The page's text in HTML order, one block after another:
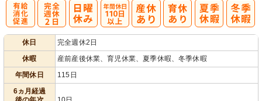
休日
完全週休2日
休暇
産前産後休業、育児休業、夏季休暇、冬季休暇
年間休日
115日
6ヵ月経過